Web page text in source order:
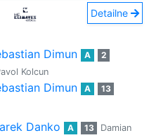
Detailne
Dimun A
2
Kolcun
Dimun A
13
Danko A 13
Damian